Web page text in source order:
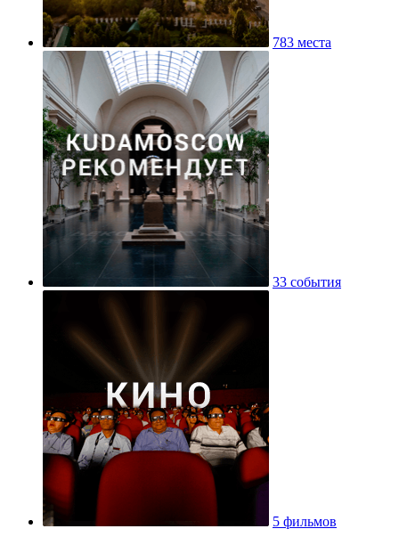
783 места
33 события
5 фильмов